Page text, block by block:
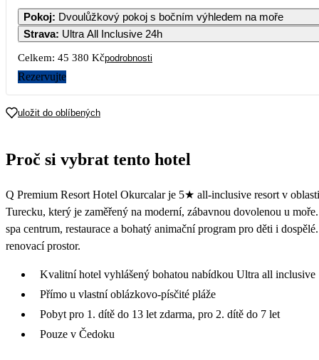
Pokoj: Dvoulůžkový pokoj s bočním výhledem na moře
Strava: Ultra All Inclusive 24h
Celkem: 45 380 Kčpodrobnosti
Rezervujte
uložit do oblíbených
Proč si vybrat tento hotel
Q Premium Resort Hotel Okurcalar je 5★ all-inclusive resort v
Turecku, který je zaměřený na moderní, zábavnou dovolenou u
spa centrum, restaurace a bohatý animační program pro děti i
renovací prostor.
Kvalitní hotel vyhlášený bohatou nabídkou Ultra all inclusive
Přímo u vlastní oblázkovo-písčité pláže
Pobyt pro 1. dítě do 13 let zdarma, pro 2. dítě do 7 let
Pouze v Čedoku